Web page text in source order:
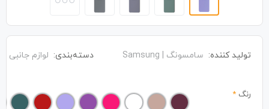
تولید کننده: سامسونگ | Samsung دسته‌بندی: لوازم جانبی
رنگ *